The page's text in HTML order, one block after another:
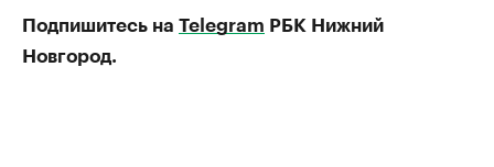
Подпишитесь на Telegram РБК Нижний
Новгород.